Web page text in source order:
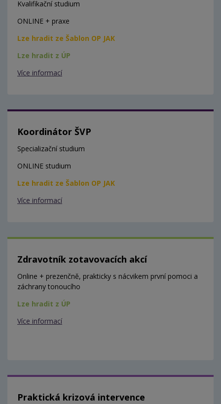
Kvalifikační studium
ONLINE + praxe
Lze hradit ze Šablon OP JAK
Lze hradit z ÚP
Více informací
Koordinátor ŠVP
Specializační studium
ONLINE studium
Lze hradit ze Šablon OP JAK
Více informací
Zdravotník zotavovacích akcí
Online + prezenčně, prakticky s nácvikem první pomoci a
záchrany tonoucího
Lze hradit z ÚP
Více informací
Praktická krizová intervence